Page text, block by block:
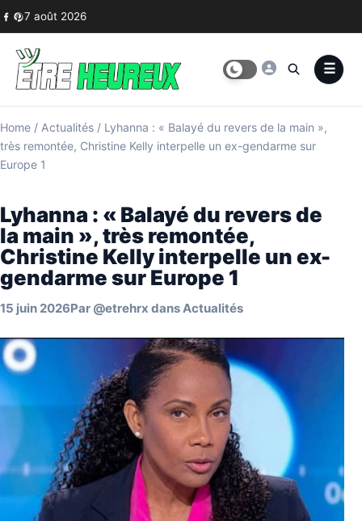
Skip to content
7 août 2026
Home / Actualités / Lyhanna : « Balayé du revers de la main »,
très remontée, Christine Kelly interpelle un ex-gendarme sur
Europe 1
Lyhanna : « Balayé du revers de
la main », très remontée,
Christine Kelly interpelle un ex-
gendarme sur Europe 1
15 juin 2026Par @etrehrx dansActualités